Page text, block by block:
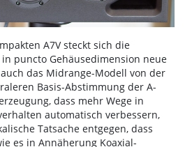
A7V steckt sich die
puncto Gehäusedimension neue
das Midrange-Modell von der
Basis-Abstimmung der A-
dass mehr Wege in
automatisch verbessern,
Tatsache entgegen, dass
es in Annäherung Koaxial-